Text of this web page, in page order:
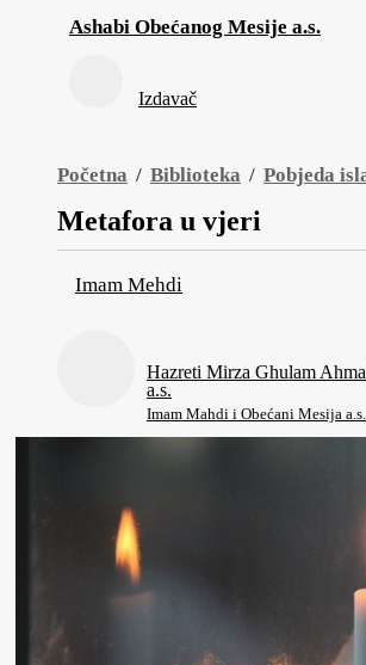
Ashabi Obećanog Mesije a.s.
Izdavač
Početna / Biblioteka / Pobjeda
Metafora u vjeri
Imam Mehdi
Hazreti Mirza Ghulam
a.s.
Imam Mahdi i Obećani Mesija a.s.